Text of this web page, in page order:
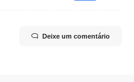
Deixe um comentário